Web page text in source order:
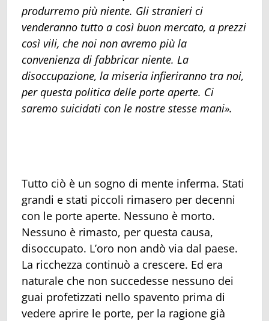
produrremo più niente. Gli stranieri ci
venderanno tutto a così buon mercato, a prezzi
così vili, che noi non avremo più la
convenienza di fabbricar niente. La
disoccupazione, la miseria infieriranno tra noi,
per questa politica delle porte aperte. Ci
saremo suicidati con le nostre stesse mani».
Tutto ciò è un sogno di mente inferma. Stati
grandi e stati piccoli rimasero per decenni
con le porte aperte. Nessuno è morto.
Nessuno è rimasto, per questa causa,
disoccupato. L’oro non andò via dal paese.
La ricchezza continuò a crescere. Ed era
naturale che non succedesse nessuno dei
guai profetizzati nello spavento prima di
vedere aprire le porte, per la ragione già